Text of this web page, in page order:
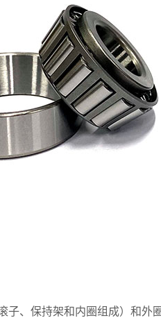
、保持架和内圈组成）和外